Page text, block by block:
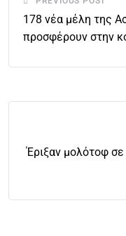
178 νέα μέλη της
προσφέρουν στην
Έριξαν μολότοφ